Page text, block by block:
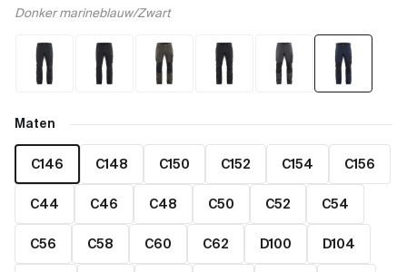
Donker marineblauw/Zwart
Maten
C146 C148 C150 C152 C154 C156
C44 C46 C48 C50 C52 C54
C56 C58 C60 C62 D100 D104